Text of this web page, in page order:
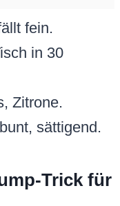
fein.
in 30
Zitrone.
sättigend.
Trick für